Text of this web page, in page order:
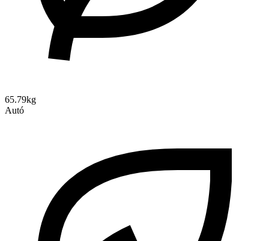
65.79kg
Autó